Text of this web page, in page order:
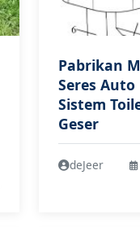
Pabrikan
Seres
Sistem
Geser
deJeer